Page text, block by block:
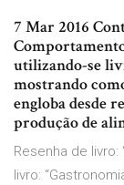
7 Mar 2016
utilizando-se
mostrando
engloba desde
produção de
Resenha de
livro: